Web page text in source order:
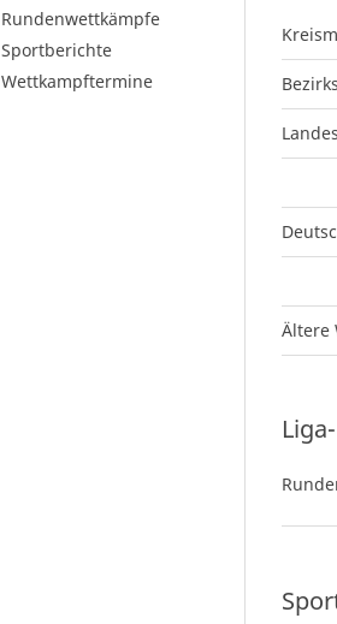
Ältere
Rundenwettkämpfe
Sportberichte
Wettkampftermine